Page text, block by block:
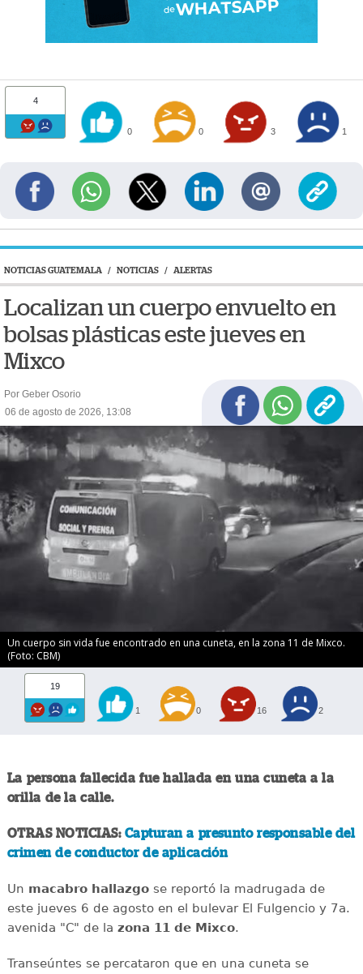
4
0 0 3 1
NOTICIAS GUATEMALA / NOTICIAS / ALERTAS
Localizan un cuerpo envuelto en
bolsas plásticas este jueves en
Mixco
Por Geber Osorio
06 de agosto de 2026, 13:08
Un cuerpo sin vida fue encontrado en una cuneta, en la zona 11 de Mixco.
(Foto: CBM)
19
1 0 16 2
La persona fallecida fue hallada en una cuneta a la
orilla de la calle.
OTRAS NOTICIAS: Capturan a presunto responsable del
crimen de conductor de aplicación
Un macabro hallazgose reportó la madrugada de
este jueves 6 de agosto en el bulevar El Fulgencio y 7a.
avenida "C" de la zona 11 de Mixco.
Transeúntes se percataron que en una cuneta se